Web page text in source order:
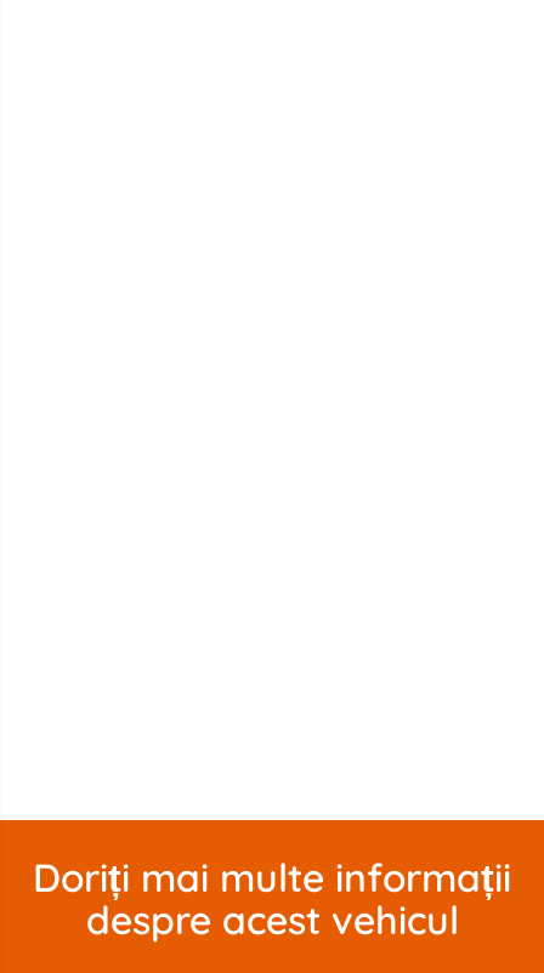
Doriți mai multe informații
despre acest vehicul